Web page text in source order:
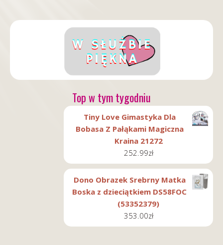
Top w tym tygodniu
Tiny Love Gimastyka Dla
Bobasa Z Pałąkami Magiczna
Kraina 21272
252.99zł
Dono Obrazek Srebrny Matka
Boska z dzieciątkiem DS58FOC
(53352379)
353.00zł